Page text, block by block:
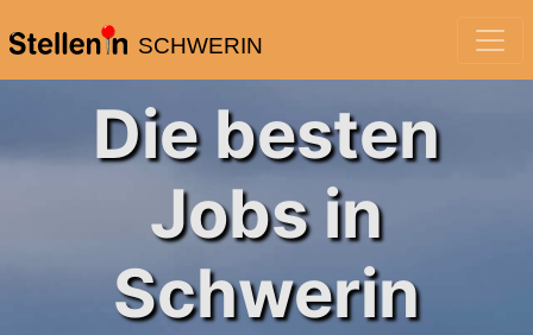
SCHWERIN
Die besten
Jobs in
Schwerin